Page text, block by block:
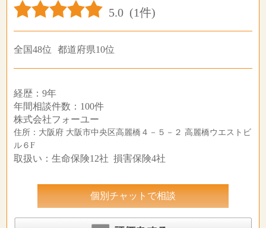
5.0 (1件)
全国48位 都道府県10位
経歴：9年
年間相談件数：100件
株式会社フォーユー
住所：大阪府 大阪市中央区高麗橋４－５－２ 高麗橋ウエストビ
ル６F
取扱い：生命保険12社 損害保険4社
個別チャットで相談